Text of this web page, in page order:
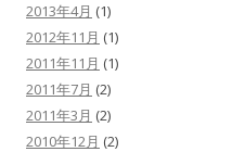
2013年4月 (1)
2012年11月 (1)
2011年11月 (1)
2011年7月 (2)
2011年3月 (2)
2010年12月 (2)